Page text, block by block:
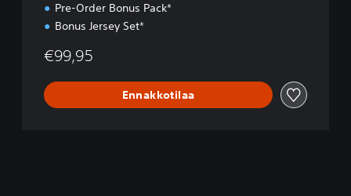
Pre-Order Bonus Pack*
Bonus Jersey Set*
€99,95
Ennakkotilaa